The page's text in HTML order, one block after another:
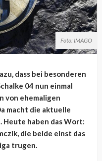
Foto: IMAGO
dass bei besonderen
04 nun einmal
von ehemaligen
macht die aktuelle
Heute haben das Wort:
die beide einst das
trugen.